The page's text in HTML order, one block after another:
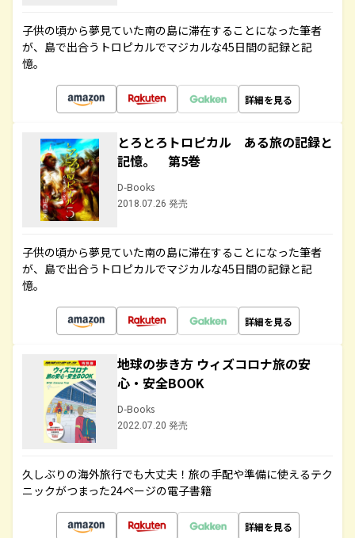
子供の頃から夢見ていた南の島に滞在することになった筆者
が、島で出合うトロピカルでマジカルな45日間の記録と記
憶。
詳細を見る
とろとろトロピカル ある旅の記録と
記憶。 第5巻
D-Books
2018.07.26 発売
子供の頃から夢見ていた南の島に滞在することになった筆者
が、島で出合うトロピカルでマジカルな45日間の記録と記
憶。
詳細を見る
地球の歩き方 ウィズコロナ旅の安
心・安全BOOK
D-Books
2022.07.20 発売
久しぶりの海外旅行でも大丈夫！旅の手配や準備に使えるテク
ニックがつまった24ページの電子書籍
詳細を見る